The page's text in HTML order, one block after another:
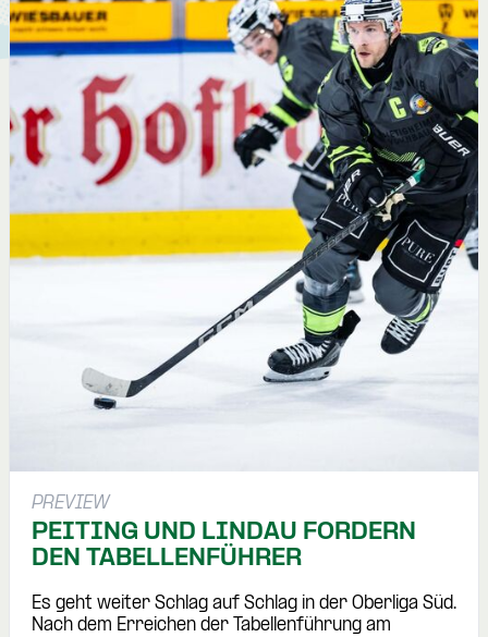
PREVIEW
PEITING UND LINDAU FORDERN
DEN TABELLENFÜHRER
Es geht weiter Schlag auf Schlag in der Oberliga Süd.
Nach dem Erreichen der Tabellenführung am